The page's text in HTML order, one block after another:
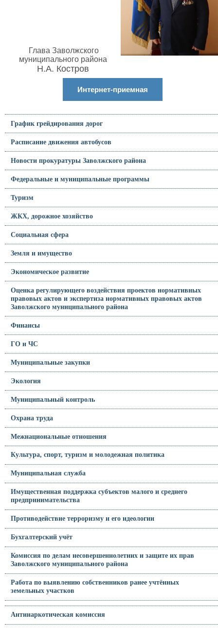
Глава Заволжского
муниципального района
Н.А. Костров
Интернет-приемная
График грейдирования дорог
Расписание движения автобусов
Новости прокуратуры Заволжского района
Федеральные и муниципальные программы
Туризм
ЖКХ, дорожное хозяйство
Социальная сфера
Земля и имущество
Экономическое развитие
Оценка регулирующего воздействия проектов нормативных
правовых актов и экспертиза нормативных правовых актов
Заволжского муниципального района
Финансы
ГО и ЧС
Муниципальные закупки
Экология
Муниципальный контроль
Охрана труда
Межнациональные отношения
Культура, спорт, туризм и молодежная политика
Муниципальная служба
Имущественная поддержка субъектов малого и среднего
предпринимательства
Противодействие терроризму и его идеологии
Бухгалтерский учёт
Комиссия по делам несовершеннолетних и защите их прав
Заволжского муниципального района
Работа по выявлению собственников ранее учтённых
земельных участков
Антинаркотическая комиссия